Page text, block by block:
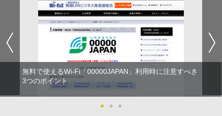
無料で使えるWi-Fi「00000JAPAN」利用時に注意すべき
3つのポイント
● ● ●